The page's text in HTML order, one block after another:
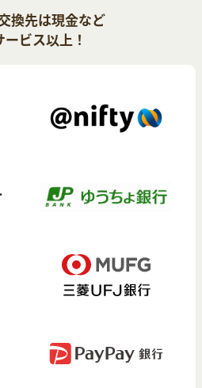
換先は現金など
ービス以上！